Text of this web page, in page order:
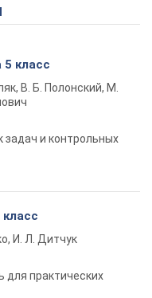
класс
В. Б. Полонский, М.
задач и контрольных
И. Л. Дитчук
для практических